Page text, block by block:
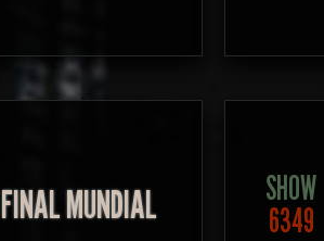
FINAL MUNDIAL
SHOW
6349